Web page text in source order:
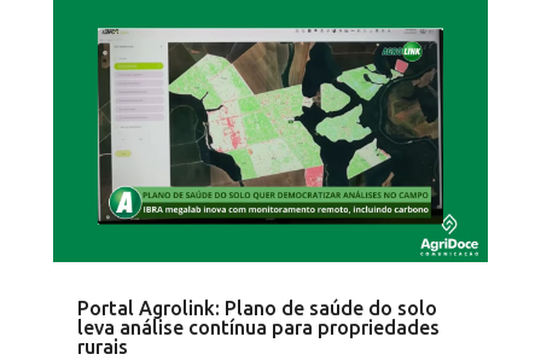
Portal Agrolink: Plano de saúde do solo
leva análise contínua para propriedades
rurais